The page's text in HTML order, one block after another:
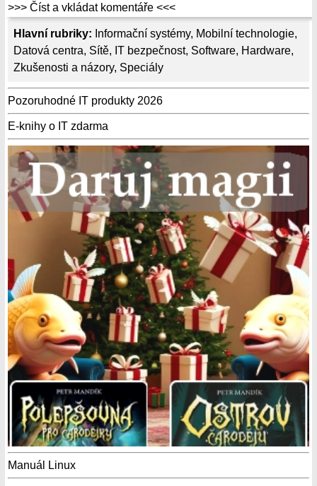
Hlavní rubriky: Informační systémy, Mobilní technologie,
Datová centra, Sítě, IT bezpečnost, Software, Hardware,
Zkušenosti a názory, Speciály
Pozoruhodné IT produkty 2026
E-knihy o IT zdarma
Manuál Linux
>>> Číst a vkládat komentáře <<<